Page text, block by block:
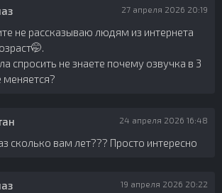
27 апреля 2026 20:19
не рассказываю людям из интернета
спросить не знаете почему озвучка в 3
меняется?
24 апреля 2026 16:48
сколько вам лет??? Просто интересно
19 апреля 2026 20:22